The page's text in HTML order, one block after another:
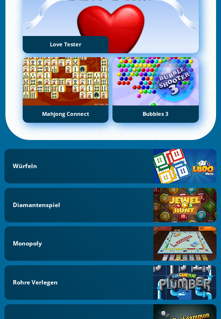
Love Tester
Mahjong Connect Bubbles 3
Würfeln
Diamantenspiel
Monopoly
Rohre Verlegen